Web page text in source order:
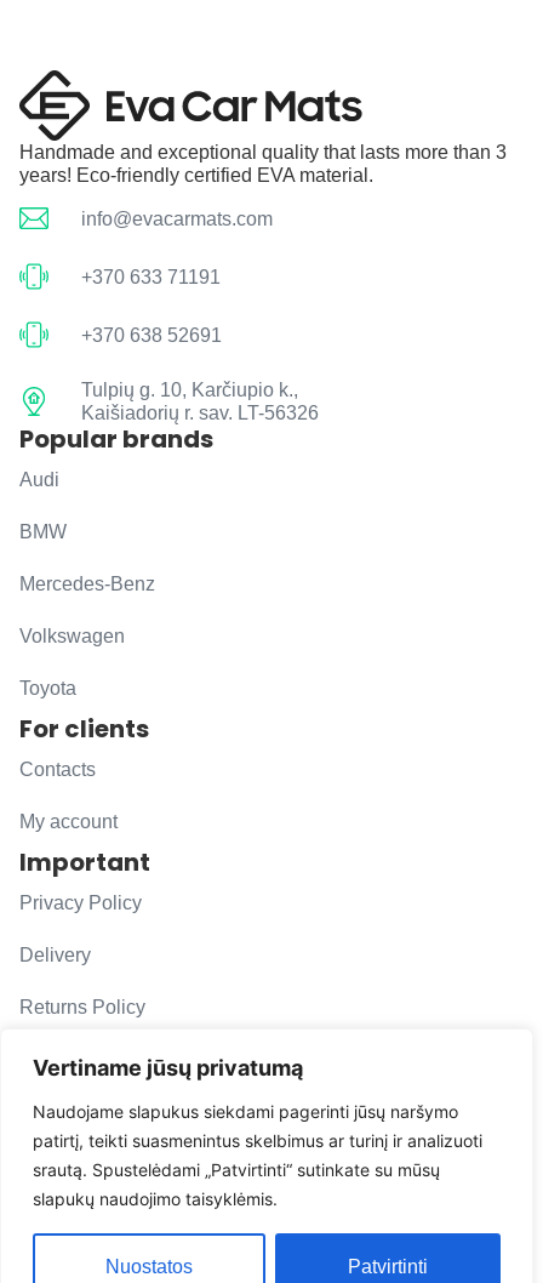
Vertiname jūsų privatumą
Naudojame slapukus siekdami pagerinti jūsų naršymo
patirtį, teikti suasmenintus skelbimus ar turinį ir analizuoti
srautą. Spustelėdami „Patvirtinti“ sutinkate su mūsų
slapukų naudojimo taisyklėmis.
Nuostatos Patvirtinti
Handmade and exceptional quality that lasts more than 3
years! Eco-friendly certified EVA material.
info@evacarmats.com
+370 633 71191
+370 638 52691
Tulpių g. 10, Karčiupio k.,
Kaišiadorių r. sav. LT-56326
Popular brands
Audi
BMW
Mercedes-Benz
Volkswagen
Toyota
For clients
Contacts
My account
Important
Privacy Policy
Delivery
Returns Policy
F. A. Q.
Follow us
evacarmats
© Copyright 2026 | Eva Car Mats